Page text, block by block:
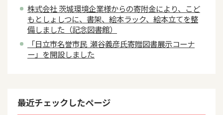
株式会社 茨城環境企業様からの寄附金により、こど
もとしょしつに、書架、絵本ラック、絵本立てを整
備しました（記念図書館）
「日立市名誉市民 瀬谷義彦氏寄贈図書展示コーナ
ー」を開設しました
最近チェックしたページ